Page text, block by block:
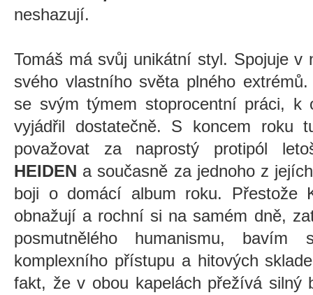
neshazují.
Tomáš má svůj unikátní styl. Spojuje v
svého vlastního světa plného
se svým týmem stoprocentní práci, k
vyjádřil dostatečně. S koncem roku
považovat za naprostý protipól
HEIDEN a současně za jednoho z
boji o domácí album roku. Přestože
obnažují a rochní si na samém dně,
posmutnělého humanismu,
komplexního přístupu a hitových
fakt, že v obou kapelách přežívá silný